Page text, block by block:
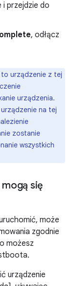
i przejdzie do
, odłącz
urządzenie z tej
urządzenia.
na tej
zostanie
wszystkich
się
może
zgodnie
możesz
urządzenie